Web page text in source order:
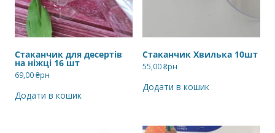
Стаканчик для десертів
на ніжці 16 шт
69,00₴рн
Додати в кошик
Стаканчик Хвилька 10шт
55,00₴рн
Додати в кошик